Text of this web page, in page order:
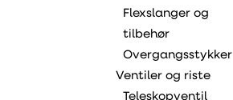
Flexslanger og
tilbehør
Overgangsstykker
Ventiler og riste
Teleskopventil